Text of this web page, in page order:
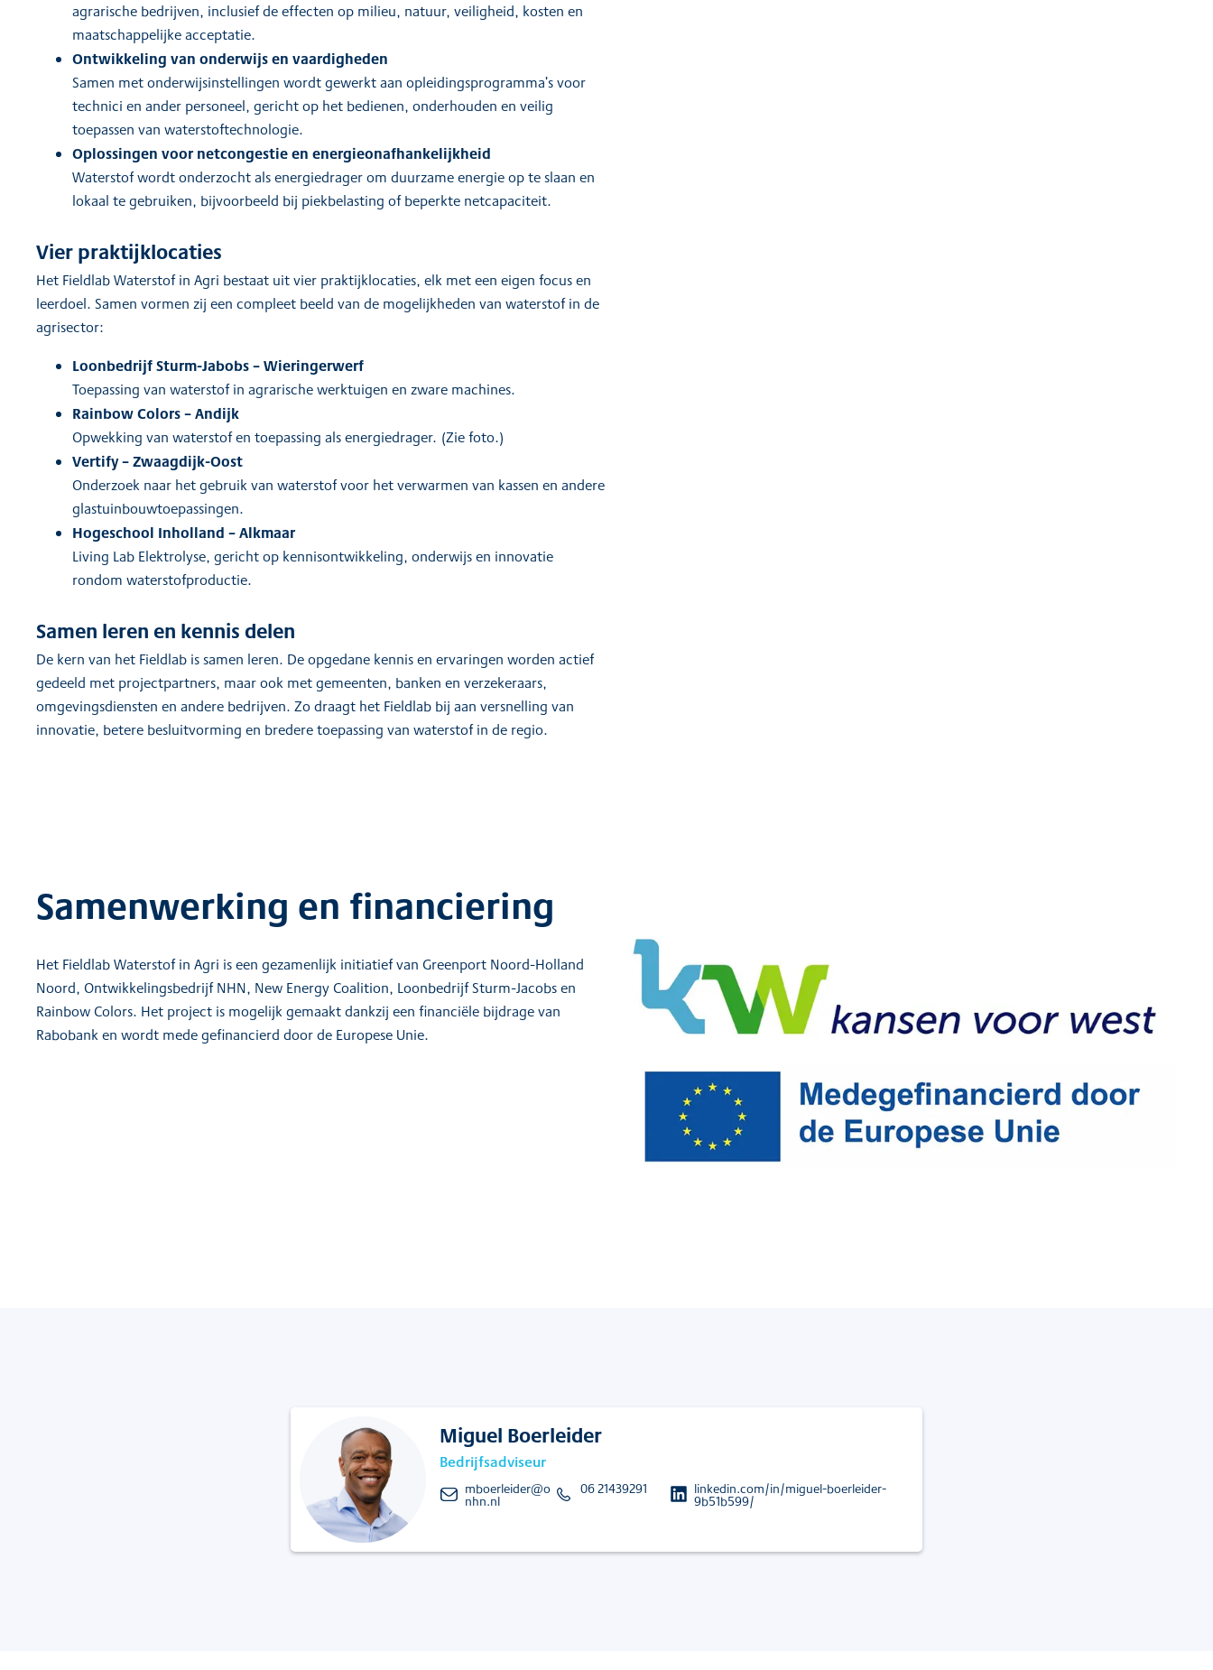
agrarische bedrijven, inclusief de effecten op milieu, natuur, veiligheid, kosten en
maatschappelijke acceptatie.
Ontwikkeling van onderwijs en vaardigheden
Samen met onderwijsinstellingen wordt gewerkt aan opleidingsprogramma’s voor
technici en ander personeel, gericht op het bedienen, onderhouden en veilig
toepassen van waterstoftechnologie.
Oplossingen voor netcongestie en energieonafhankelijkheid
Waterstof wordt onderzocht als energiedrager om duurzame energie op te slaan en
lokaal te gebruiken, bijvoorbeeld bij piekbelasting of beperkte netcapaciteit.
Vier praktijklocaties
Het Fieldlab Waterstof in Agri bestaat uit vier praktijklocaties, elk met een eigen focus en
leerdoel. Samen vormen zij een compleet beeld van de mogelijkheden van waterstof in de
agrisector:
Loonbedrijf Sturm-Jabobs – Wieringerwerf
Toepassing van waterstof in agrarische werktuigen en zware machines.
Rainbow Colors – Andijk
Opwekking van waterstof en toepassing als energiedrager. (Zie foto.)
Vertify – Zwaagdijk-Oost
Onderzoek naar het gebruik van waterstof voor het verwarmen van kassen en andere
glastuinbouwtoepassingen.
Hogeschool Inholland – Alkmaar
Living Lab Elektrolyse, gericht op kennisontwikkeling, onderwijs en innovatie
rondom waterstofproductie.
Samen leren en kennis delen
De kern van het Fieldlab is samen leren. De opgedane kennis en ervaringen worden actief
gedeeld met projectpartners, maar ook met gemeenten, banken en verzekeraars,
omgevingsdiensten en andere bedrijven. Zo draagt het Fieldlab bij aan versnelling van
innovatie, betere besluitvorming en bredere toepassing van waterstof in de regio.
Samenwerking en financiering
Het Fieldlab Waterstof in Agri is een gezamenlijk initiatief van Greenport Noord-Holland
Noord, Ontwikkelingsbedrijf NHN, New Energy Coalition, Loonbedrijf Sturm-Jacobs en
Rainbow Colors. Het project is mogelijk gemaakt dankzij een financiële bijdrage van
Rabobank en wordt mede gefinancierd door de Europese Unie.
Miguel Boerleider
Bedrijfsadviseur
mboerleider@o
nhn.nl
06 21439291 linkedin.com/in/miguel-boerleider-
9b51b599/